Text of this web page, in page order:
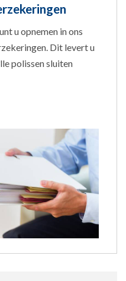
u opnemen in ons
Dit levert u
polissen sluiten